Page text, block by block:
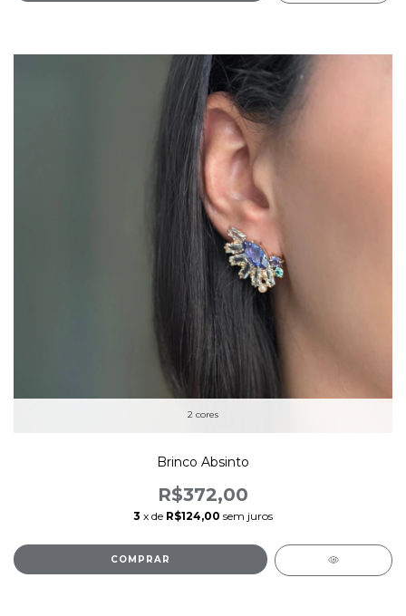
2 cores
Brinco Absinto
R$372,00
3 x de R$124,00 sem juros
COMPRAR